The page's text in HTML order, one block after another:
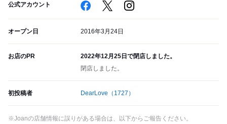
公式アカウント
オープン日 2016年3月24日
お店のPR
2022年12月25日で閉店しました。
閉店しました。
初投稿者 DearLove （1727）
※Joanの店舗情報に誤りがある場合は、以下からご報告ください。